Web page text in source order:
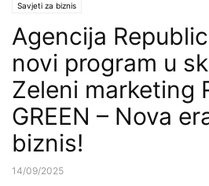
Savjeti za biznis
Agencija
novi program u
Zeleni marketing
GREEN – Nova
biznis!
14/09/2025